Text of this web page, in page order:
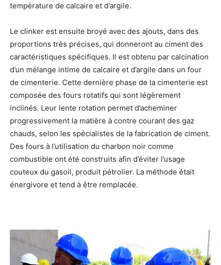
température de calcaire et d’argile.
Le clinker est ensuite broyé avec des ajouts, dans des
proportions très précises, qui donneront au ciment des
caractéristiques spécifiques. Il est obtenu par calcination
d’un mélange intime de calcaire et d’argile dans un four
de cimenterie. Cette dernière phase de la cimenterie est
composée des fours rotatifs qui sont légèrement
inclinés. Leur lente rotation permet d’acheminer
progressivement la matière à contre courant des gaz
chauds, selon les spécialistes de la fabrication de ciment.
Des fours à l’utilisation du charbon noir comme
combustible ont été construits afin d’éviter l’usage
couteux du gasoil, produit pétrolier. La méthode était
énergivore et tend à être remplacée.